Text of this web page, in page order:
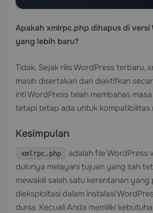
Apakah xmlrpc.php dihapus di versi
yang lebih baru?
Tidak. Sejak rilis WordPress terbaru,
masih disertakan dan diaktifkan
inti WordPress telah membahas
tetapi tetap ada untuk kompatibilitas
Kesimpulan
xmlrpc.php
adalah file WordPress
dulunya melayani tujuan yang sah
mewakili salah satu kerentanan yang
dieksploitasi dalam instalasi
dunia. Kecuali Anda memiliki